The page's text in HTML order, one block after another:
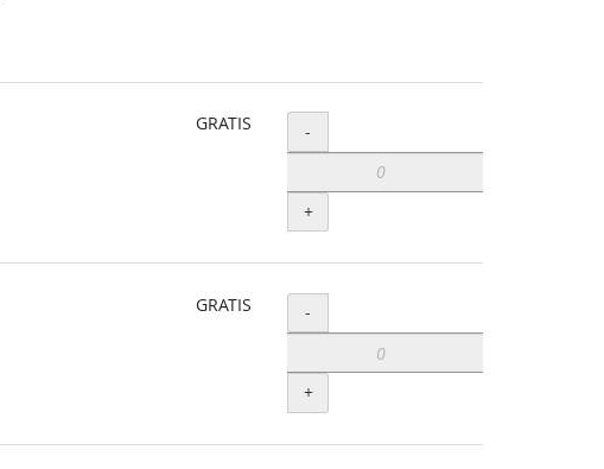
GRATIS Menge
-
+
GRATIS Menge
-
+